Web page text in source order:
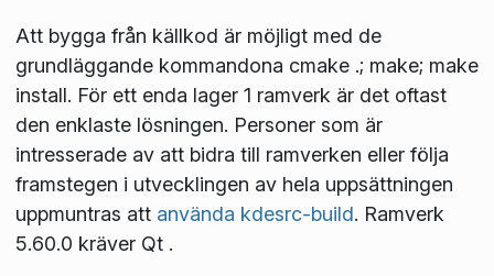
Att bygga från källkod är möjligt med de
grundläggande kommandona cmake .; make; make
install. För ett enda lager 1 ramverk är det oftast
den enklaste lösningen. Personer som är
intresserade av att bidra till ramverken eller följa
framstegen i utvecklingen av hela uppsättningen
uppmuntras att använda kdesrc-build. Ramverk
5.60.0 kräver Qt .